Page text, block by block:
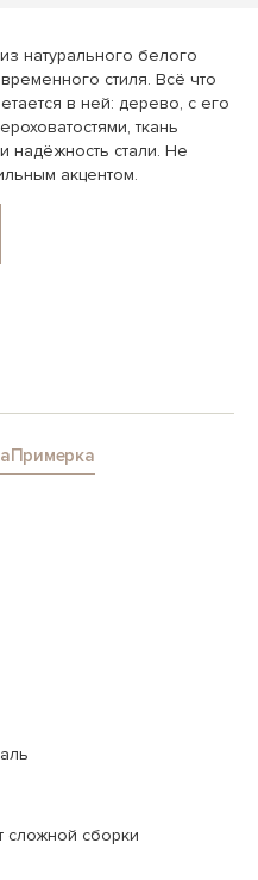
натурального белого
стиля. Всё что
в ней: дерево, с его
ткань
надёжность стали. Не
акцентом.
Примерка
сложной сборки